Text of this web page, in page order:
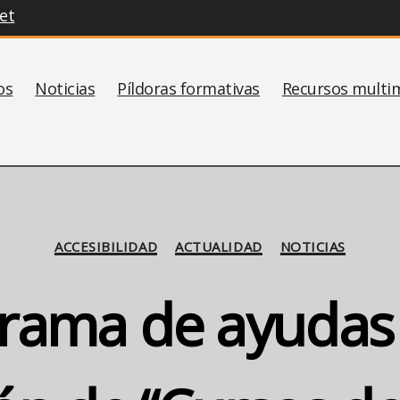
Noticias Píldoras formativas Recursos
Categorías
ACCESIBILIDAD ACTUALIDAD NOTICIAS
de